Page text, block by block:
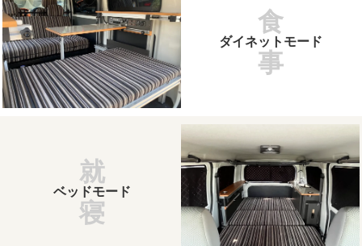
ダイネットモード
食
事
ベッドモード
就
寝